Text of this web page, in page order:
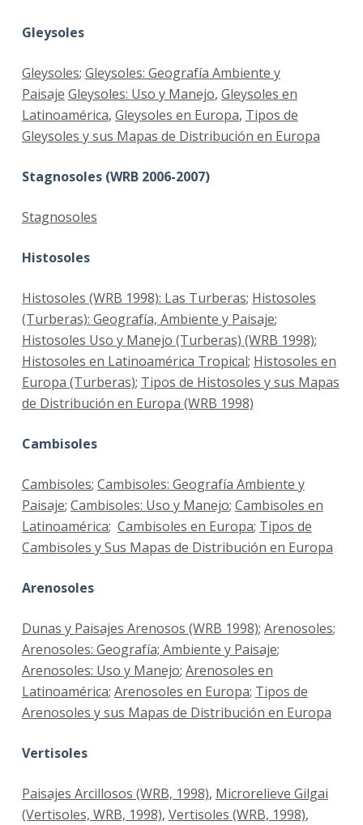
Gleysoles
Gleysoles; Gleysoles: Geografía Ambiente y
Paisaje Gleysoles: Uso y Manejo, Gleysoles en
Latinoamérica, Gleysoles en Europa, Tipos de
Gleysoles y sus Mapas de Distribución en Europa
Stagnosoles (WRB 2006-2007)
Stagnosoles
Histosoles
Histosoles (WRB 1998): Las Turberas; Histosoles
(Turberas): Geografía, Ambiente y Paisaje;
Histosoles Uso y Manejo (Turberas) (WRB 1998);
Histosoles en Latinoamérica Tropical; Histosoles en
Europa (Turberas); Tipos de Histosoles y sus Mapas
de Distribución en Europa (WRB 1998)
Cambisoles
Cambisoles; Cambisoles: Geografía Ambiente y
Paisaje; Cambisoles: Uso y Manejo; Cambisoles en
Latinoamérica; Cambisoles en Europa; Tipos de
Cambisoles y Sus Mapas de Distribución en Europa
Arenosoles
Dunas y Paisajes Arenosos (WRB 1998); Arenosoles;
Arenosoles: Geografía; Ambiente y Paisaje;
Arenosoles: Uso y Manejo; Arenosoles en
Latinoamérica; Arenosoles en Europa; Tipos de
Arenosoles y sus Mapas de Distribución en Europa
Vertisoles
Paisajes Arcillosos (WRB, 1998), Microrelieve Gilgai
(Vertisoles, WRB, 1998), Vertisoles (WRB, 1998),